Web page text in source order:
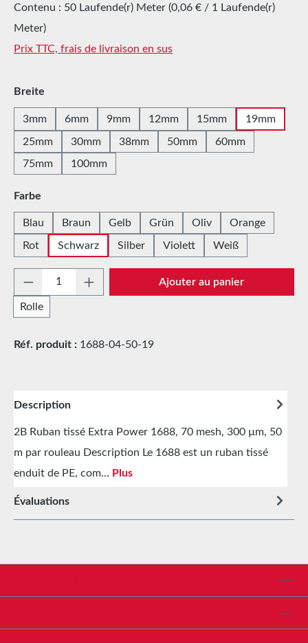
Contenu : 50 Laufende(r) Meter (0,06 € / 1 Laufende(r)
Meter)
Prix TTC, frais de livraison en sus
Sélectionnez
Breite
3mm 6mm 9mm 12mm 15mm 19mm
25mm 30mm 38mm 50mm
60mm
75mm
100mm
Sélectionnez
Farbe
Blau Braun Gelb Grün Oliv Orange
Rot Schwarz Silber Violett Weiß
Quantité de produit : Entrez la quantité
Rolle
Ajouter au panier
Réf. produit : 1688-04-50-19
Description
2B Ruban tissé Extra Power 1688, 70 mesh, 300 µm, 50
m par rouleau Description Le 1688 est un ruban tissé
enduit de PE, com… Plus
Évaluations